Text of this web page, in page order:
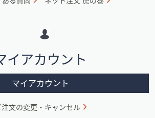
イアカウント
マイアカウント
注文の変更・キャンセル